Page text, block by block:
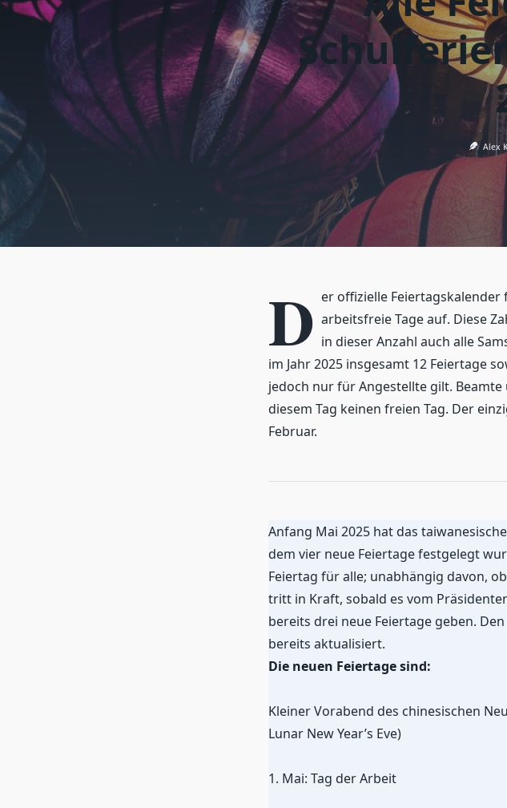
Alex
D er offizielle Feiertagskalender
arbeitsfreie Tage auf. Diese
in dieser Anzahl auch alle
im Jahr 2025 insgesamt 12 Feiertage
jedoch nur für Angestellte gilt.
diesem Tag keinen freien Tag. Der
Februar.
Anfang Mai 2025 hat das
dem vier neue Feiertage festgelegt
Feiertag für alle; unabhängig davon,
tritt in Kraft, sobald es vom
bereits drei neue Feiertage geben.
bereits aktualisiert.
Die neuen Feiertage sind:
Kleiner Vorabend des chinesischen
Lunar New Year’s Eve)
1. Mai: Tag der Arbeit